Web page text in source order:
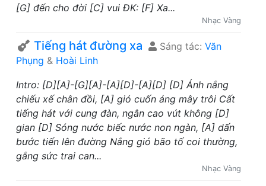
[G] đến cho đời [C] vui ĐK: [F] Xa...
Nhạc Vàng
Tiếng hát đường xa Sáng tác: Văn
Phụng & Hoài Linh
Intro: [D][A]-[G][A]-[A][D]-[A][D] [D] Ánh nắng
chiếu xế chân đồi, [A] gió cuốn áng mây trôi Cất
tiếng hát với cung đàn, ngân cao vút không [D]
gian [D] Sóng nước biếc nước non ngàn, [A] dấn
bước tiến lên đường Nắng gió bão tố coi thường,
gắng sức trai can...
Nhạc Vàng